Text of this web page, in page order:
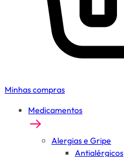
Minhas compras
Medicamentos
Alergias e Gripe
Antialérgicos